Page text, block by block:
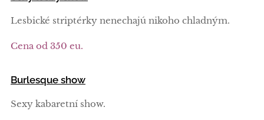
Lesbické striptérky nenechajú nikoho chladným.
Cena od 350 eu.
Burlesque show
Sexy kabaretní show.